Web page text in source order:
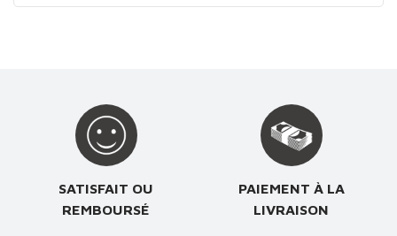
SATISFAIT OU
REMBOURSÉ
PAIEMENT À LA
LIVRAISON